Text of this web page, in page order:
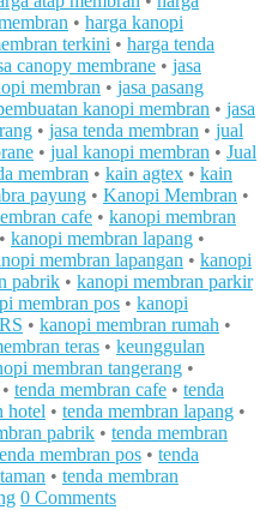
• harga kanopi
terkini • harga tenda
canopy membrane • jasa
membran • jasa pasang
kanopi membran • jasa
• jasa tenda membran • jual
• jual kanopi membran • Jual
membran • kain agtex • kain
payung • Kanopi Membran •
cafe • kanopi membran
• kanopi membran lapang •
membran lapangan • kanopi
pabrik • kanopi membran parkir
membran pos • kanopi
• kanopi membran rumah •
teras • keunggulan
membran tangerang •
• tenda membran cafe • tenda
hotel • tenda membran lapang •
pabrik • tenda membran
membran pos • tenda
• tenda membran
0 Comments